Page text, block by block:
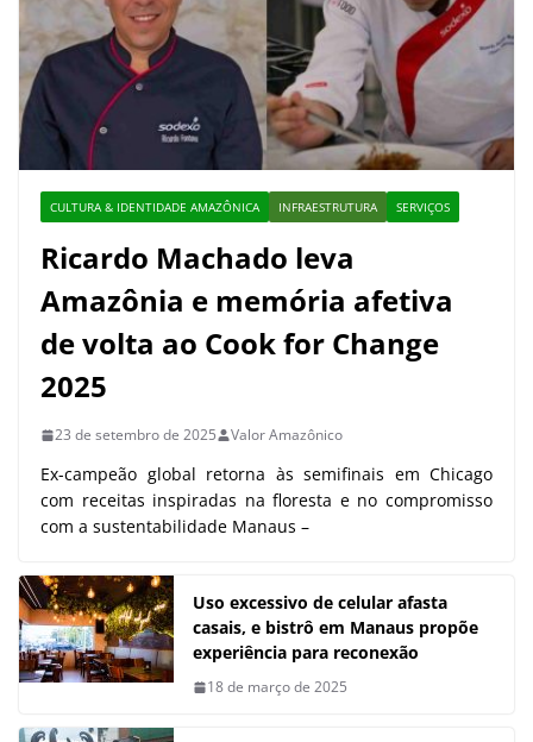
CULTURA & IDENTIDADE AMAZÔNICA INFRAESTRUTURA SERVIÇOS
Ricardo Machado leva
Amazônia e memória afetiva
de volta ao Cook for Change
2025
23 de setembro de 2025 Valor Amazônico
Ex-campeão global retorna às semifinais em Chicago
com receitas inspiradas na floresta e no compromisso
com a sustentabilidade Manaus –
Uso excessivo de celular afasta
casais, e bistrô em Manaus propõe
experiência para reconexão
18 de março de 2025